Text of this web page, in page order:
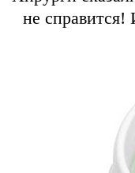
не справится!